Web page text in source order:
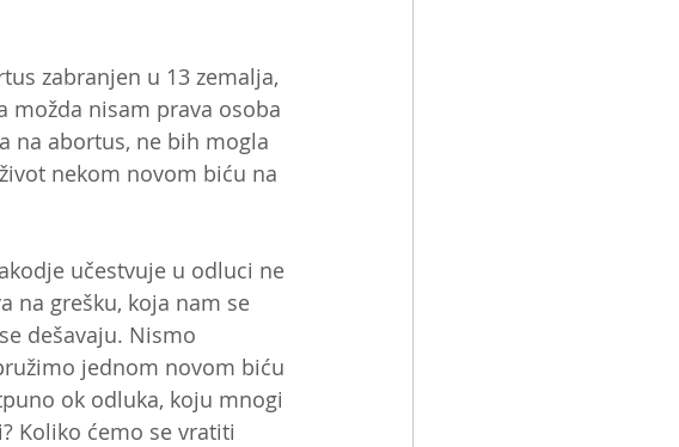
Food Aktivizam film
zabranjen u 13 zemalja,
možda nisam prava osoba
na abortus, ne bih mogla
nekom novom biću na
učestvuje u odluci ne
na grešku, koja nam se
dešavaju. Nismo
jednom novom biću
ok odluka, koju mnogi
Koliko ćemo se vratiti